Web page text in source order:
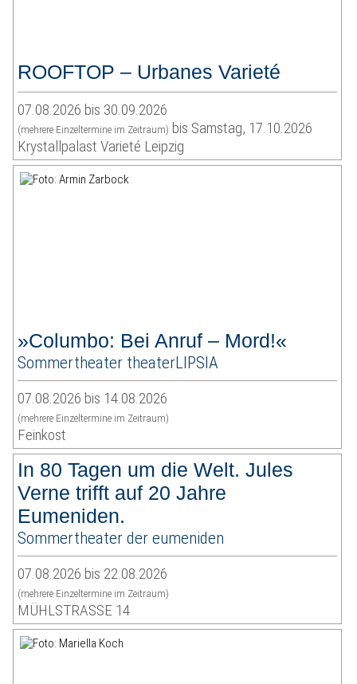
ROOFTOP – Urbanes Varieté
07.08.2026 bis 30.09.2026
(mehrere Einzeltermine im Zeitraum) bis Samstag, 17.10.2026
Krystallpalast Varieté Leipzig
»Columbo: Bei Anruf – Mord!«
Sommertheater theaterLIPSIA
07.08.2026 bis 14.08.2026
(mehrere Einzeltermine im Zeitraum)
Feinkost
In 80 Tagen um die Welt. Jules
Verne trifft auf 20 Jahre
Eumeniden.
Sommertheater der eumeniden
07.08.2026 bis 22.08.2026
(mehrere Einzeltermine im Zeitraum)
MÜHLSTRASSE 14